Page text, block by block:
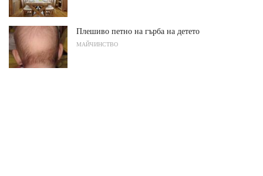
Плешиво петно ​​на гърба на детето
МАЙЧИНСТВО